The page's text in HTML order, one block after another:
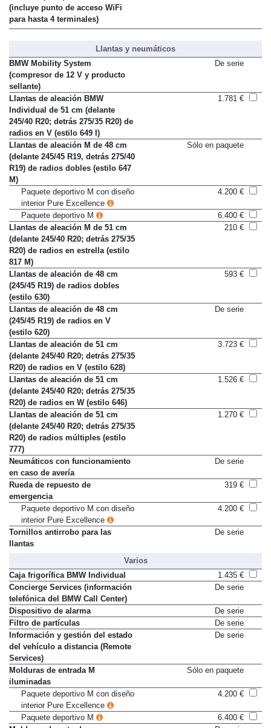
Teléfono para plazas traseras
(incluye punto de acceso WiFi
para hasta 4 terminales)
Llantas y neumáticos
BMW Mobility System
(compresor de 12 V y producto
sellante)
Llantas de aleación BMW
Individual de 51 cm (delante
245/40 R20; detrás 275/35 R20) de
radios en V (estilo 649 I)
Llantas de aleación M de 48 cm
(delante 245/45 R19, detrás 275/40
R19) de radios dobles (estilo 647
Paquete deportivo M con diseño
interior Pure Excellence
Paquete deportivo M
6.400 €
Llantas de aleación M de 51 cm
(delante 245/40 R20; detrás 275/35
R20) de radios en estrella (estilo
817 M)
Llantas de aleación de 48 cm
(245/45 R19) de radios dobles
(estilo 630)
Llantas de aleación de 48 cm
(245/45 R19) de radios en V
(estilo 620)
Llantas de aleación de 51 cm
(delante 245/40 R20; detrás 275/35
R20) de radios en V (estilo 628)
Llantas de aleación de 51 cm
(delante 245/40 R20; detrás 275/35
R20) de radios en W (estilo 646)
Llantas de aleación de 51 cm
(delante 245/40 R20; detrás 275/35
R20) de radios múltiples (estilo
777)
Neumáticos con funcionamiento
en caso de avería
Rueda de repuesto de
emergencia
Paquete deportivo M con diseño
interior Pure Excellence
Tornillos antirrobo para las
Varios
Caja frigorífica BMW Individual
1.435 €
Concierge Services (información
telefónica del BMW Call Center)
Dispositivo de alarma
De serie
Filtro de partículas
De serie
Información y gestión del estado
del vehículo a distancia (Remote
Services)
Molduras de entrada M
iluminadas
Paquete deportivo M con diseño
interior Pure Excellence